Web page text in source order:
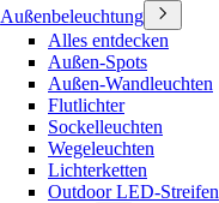
Außenbeleuchtung
Alles entdecken
Außen-Spots
Außen-Wandleuchten
Flutlichter
Sockelleuchten
Wegeleuchten
Lichterketten
Outdoor LED-Streifen